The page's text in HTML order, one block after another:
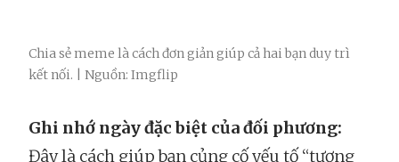
Chia sẻ meme là cách đơn giản giúp cả hai bạn duy trì
kết nối. | Nguồn: Imgflip
Ghi nhớ ngày đặc biệt của đối phương:
Đây là cách giúp bạn củng cố yếu tố “tương